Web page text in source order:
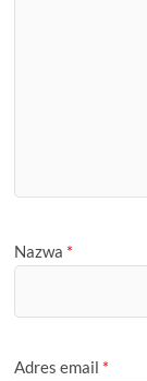
Nazwa *
Adres email *